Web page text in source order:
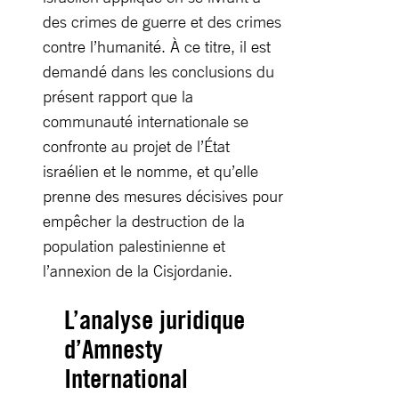
des crimes de guerre et des crimes
contre l’humanité. À ce titre, il est
demandé dans les conclusions du
présent rapport que la
communauté internationale se
confronte au projet de l’État
israélien et le nomme, et qu’elle
prenne des mesures décisives pour
empêcher la destruction de la
population palestinienne et
l’annexion de la Cisjordanie.
L’analyse juridique
d’Amnesty
International